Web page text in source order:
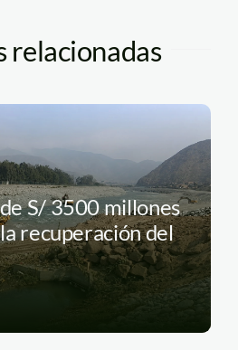
relacionadas
S/ 3500 millones
recuperación del